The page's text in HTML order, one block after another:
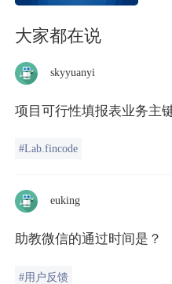
大家都在说
skyyuanyi
项目可行性填报表业务主
#Lab.fincode
euking
助教微信的通过时间是？
#用户反馈